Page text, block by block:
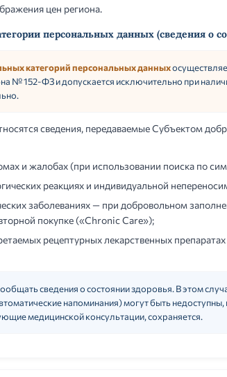
цен региона.
персональных данных (сведения о
категорий персональных данных
№ 152-ФЗ и допускается исключительно при
сведения, передаваемые Субъектом
и жалобах (при использовании поиска по
реакциях и индивидуальной
заболеваниях — при добровольном
покупке («Chronic Care»);
рецептурных лекарственных
сведения о состоянии здоровья. В этом
напоминания) могут быть
медицинской консультации, сохраняется.